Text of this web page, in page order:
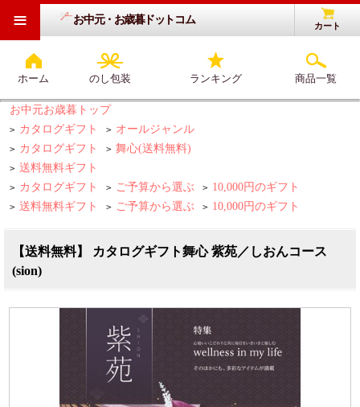
お中元・お歳暮ドットコム カート
ホーム のし包装 ランキング 商品一覧
≡
お中元お歳暮トップ
> カタログギフト > オールジャンル
> カタログギフト > 舞心(送料無料)
> 送料無料ギフト
> カタログギフト > ご予算から選ぶ > 10,000円のギフト
> 送料無料ギフト > ご予算から選ぶ > 10,000円のギフト
【送料無料】 カタログギフト舞心 紫苑／しおんコース
(sion)